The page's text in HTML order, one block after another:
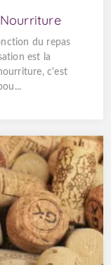
du repas
est la
c'est